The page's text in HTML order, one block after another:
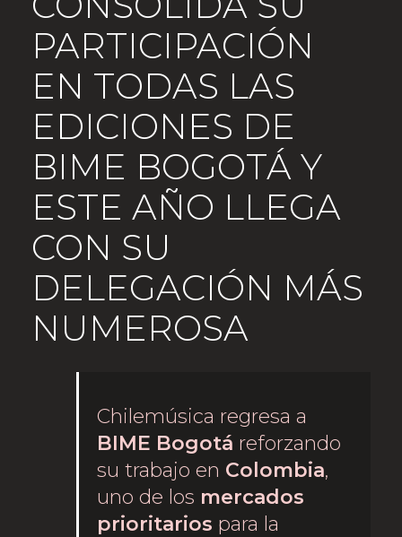
PARTICIPACIÓN
EN TODAS LAS
EDICIONES DE
BIME BOGOTÁ Y
ESTE AÑO LLEGA
CON SU
DELEGACIÓN MÁS
NUMEROSA
Chilemúsica regresa a
BIME Bogotá reforzando
su trabajo en Colombia,
uno de los mercados
prioritarios para la